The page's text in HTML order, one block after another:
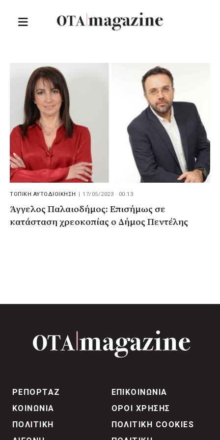
ΤΟΠΙΚΗ ΑΥΤΟΔΙΟΙΚΗΣΗ 17/05/2023 · 00:13
Άγγελος Παλαιοδήμος: Επισήμως σε
κατάσταση χρεοκοπίας ο Δήμος Πεντέλης
ΡΕΠΟΡΤΑΖ
ΚΟΙΝΩΝΙΑ
ΠΟΛΙΤΙΚΗ
ΕΠΙΚΟΙΝΩΝΙΑ
ΟΡΟΙ ΧΡΗΣΗΣ
ΠΟΛΙΤΙΚΗ COOKIES